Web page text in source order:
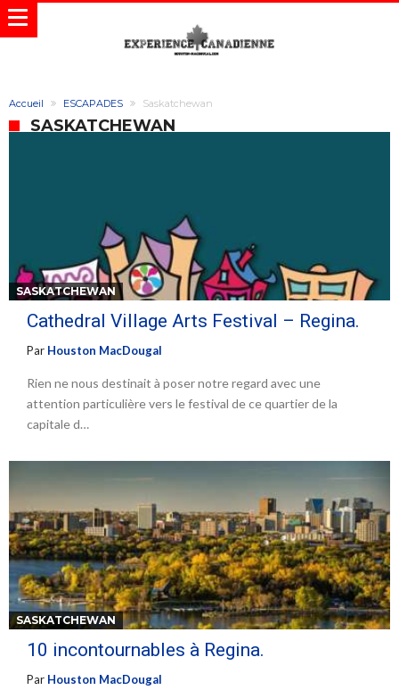
Accueil ESCAPADES Saskatchewan
SASKATCHEWAN
SASKATCHEWAN
Cathedral Village Arts Festival – Regina.
Par Houston MacDougal
Rien ne nous destinait à poser notre regard avec une
attention particulière vers le festival de ce quartier de la
capitale d…
SASKATCHEWAN
10 incontournables à Regina.
Par Houston MacDougal